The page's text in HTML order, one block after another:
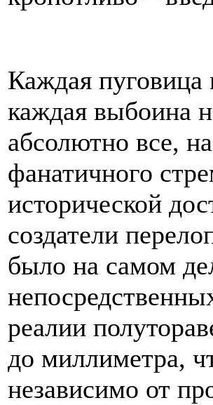
Каждая пуговица
каждая выбоина
абсолютно все,
фанатичного
исторической
создатели
было на самом
реалии
до миллиметра,
независимо от